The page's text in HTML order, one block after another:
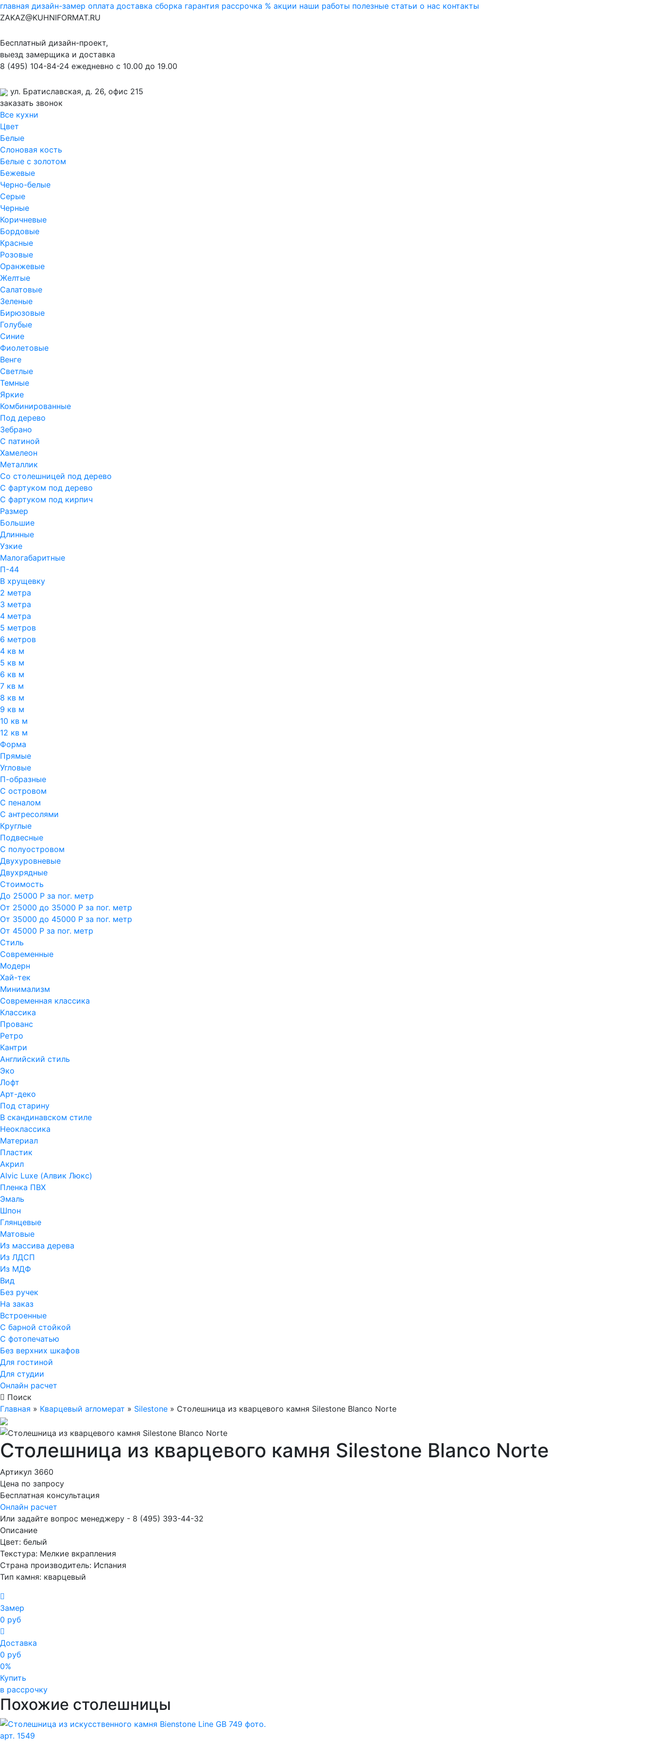
главная дизайн-замер оплата доставка сборка гарантия рассрочка % акции наши работы полезные статьи о нас контакты
ZAKAZ@KUHNIFORMAT.RU
Бесплатный дизайн-проект,
выезд замерщика и доставка
8 (495) 104-84-24 ежедневно с 10.00 до 19.00
ул. Братиславская, д. 26, офис 215
заказать звонок
Все кухни
Цвет
Белые
Слоновая кость
Белые с золотом
Бежевые
Черно-белые
Серые
Черные
Коричневые
Бордовые
Красные
Розовые
Оранжевые
Желтые
Салатовые
Зеленые
Бирюзовые
Голубые
Синие
Фиолетовые
Венге
Светлые
Темные
Яркие
Комбинированные
Под дерево
Зебрано
С патиной
Хамелеон
Металлик
Со столешницей под дерево
С фартуком под дерево
С фартуком под кирпич
Размер
Большие
Длинные
Узкие
Малогабаритные
П-44
В хрущевку
2 метра
3 метра
4 метра
5 метров
6 метров
4 кв м
5 кв м
6 кв м
7 кв м
8 кв м
9 кв м
10 кв м
12 кв м
Форма
Прямые
Угловые
П-образные
С островом
С пеналом
С антресолями
Круглые
Подвесные
С полуостровом
Двухуровневые
Двухрядные
Стоимость
До 25000 Р за пог. метр
От 25000 до 35000 Р за пог. метр
От 35000 до 45000 Р за пог. метр
От 45000 Р за пог. метр
Стиль
Современные
Модерн
Хай-тек
Минимализм
Современная классика
Классика
Прованс
Ретро
Кантри
Английский стиль
Эко
Лофт
Арт-деко
Под старину
В скандинавском стиле
Неоклассика
Материал
Пластик
Акрил
Alvic Luxe (Алвик Люкс)
Пленка ПВХ
Эмаль
Шпон
Глянцевые
Матовые
Из массива дерева
Из ЛДСП
Из МДФ
Вид
Без ручек
На заказ
Встроенные
С барной стойкой
С фотопечатью
Без верхних шкафов
Для гостиной
Для студии
Онлайн расчет
Поиск
Главная » Кварцевый агломерат » Silestone » Столешница из кварцевого камня Silestone Blanco Norte
Столешница из кварцевого камня Silestone Blanco Norte
Артикул 3660
Цена по запросу
Бесплатная консультация
Онлайн расчет
Или задайте вопрос менеджеру - 8 (495) 393-44-32
Описание
Цвет: белый
Текстура: Мелкие вкрапления
Страна производитель: Испания
Тип камня: кварцевый
Замер
0 руб
Доставка
0 руб
0%
Купить
в рассрочку
Похожие столешницы
арт. 1549